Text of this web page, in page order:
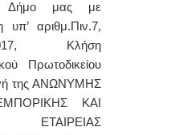
Δήμο μας με
υπ’ αριθμ.Πιν.7,
2017, Κλήση
Πρωτοδικείου
της ΑΝΩΝΥΜΗΣ
ΚΑΙ
ΕΤΑΙΡΕΙΑΣ